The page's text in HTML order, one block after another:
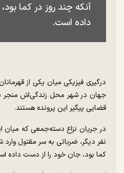
آنکه چند روز در کما
داده است.
درگیری فیزیکی میان یکی از
جهان در شهر محل زندگی‌اش منجر
قضایی پیگیر این پرونده هستند.
در جریان نزاع دسته‌جمعی که میان
نفر دیگر، ضرباتی به سر مقتول
کما بود، جان خود را از دست داده